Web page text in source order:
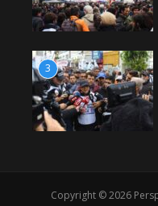
3
Copyright © 2026